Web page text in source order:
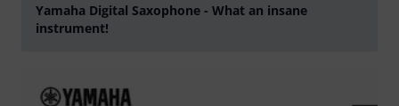
Yamaha Digital Saxophone - What an insane
instrument!